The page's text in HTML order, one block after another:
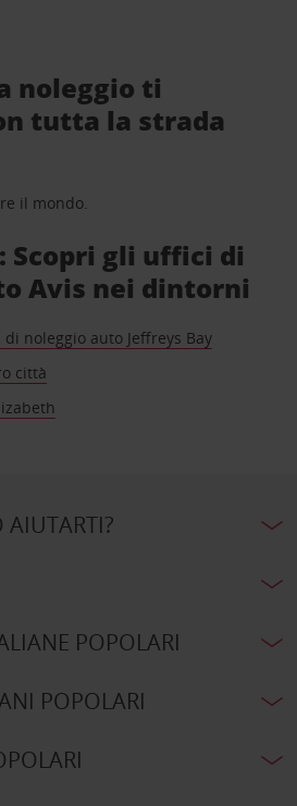
noleggio ti
tutta la strada
il mondo.
Scopri gli uffici di
Avis nei dintorni
noleggio auto Jeffreys Bay
città
AIUTARTI?
POPOLARI
POPOLARI